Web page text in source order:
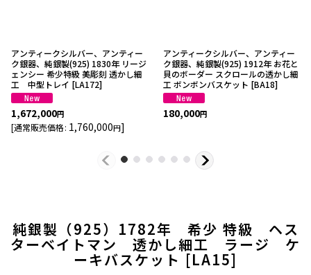
純銀製（925）1782年 希少 特級 ヘス
ターベイトマン 透かし細工 ラージ ケ
ーキバスケット [LA15]
アンティークシルバー、アンティー
ク銀器、純銀製(925) 1830年 リージ
ェンシー 希少特級 美彫刻 透かし細
工 中型トレイ [LA172]
1,672,000円
[通常販売価格: 1,760,000円]
アンティークシルバー、アンティー
ク銀器、純銀製(925) 1912年 お花と
貝のボーダー スクロールの透かし細
工 ボンボンバスケット [BA18]
180,000円